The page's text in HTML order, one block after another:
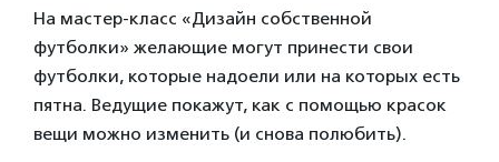
На мастер-класс «Дизайн собственной
футболки» желающие могут принести свои
футболки, которые надоели или на которых есть
пятна. Ведущие покажут, как с помощью красок
вещи можно изменить (и снова полюбить).